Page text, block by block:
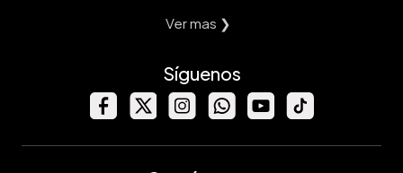
Ver mas ❯
Síguenos